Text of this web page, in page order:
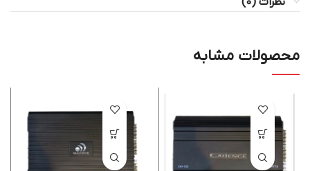
محصولات مشابه